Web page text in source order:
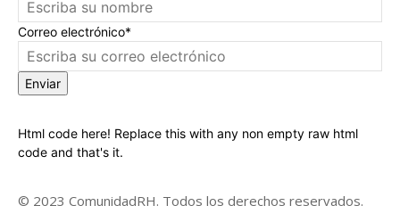
Correo electrónico*
Enviar
Html code here! Replace this with any non empty raw html
code and that's it.
© 2023 ComunidadRH. Todos los derechos reservados.